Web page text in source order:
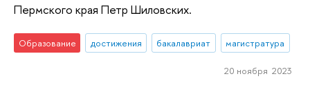
Пермского края Петр Шиловских.
Образование достижения бакалавриат магистратура
20 ноября 2023